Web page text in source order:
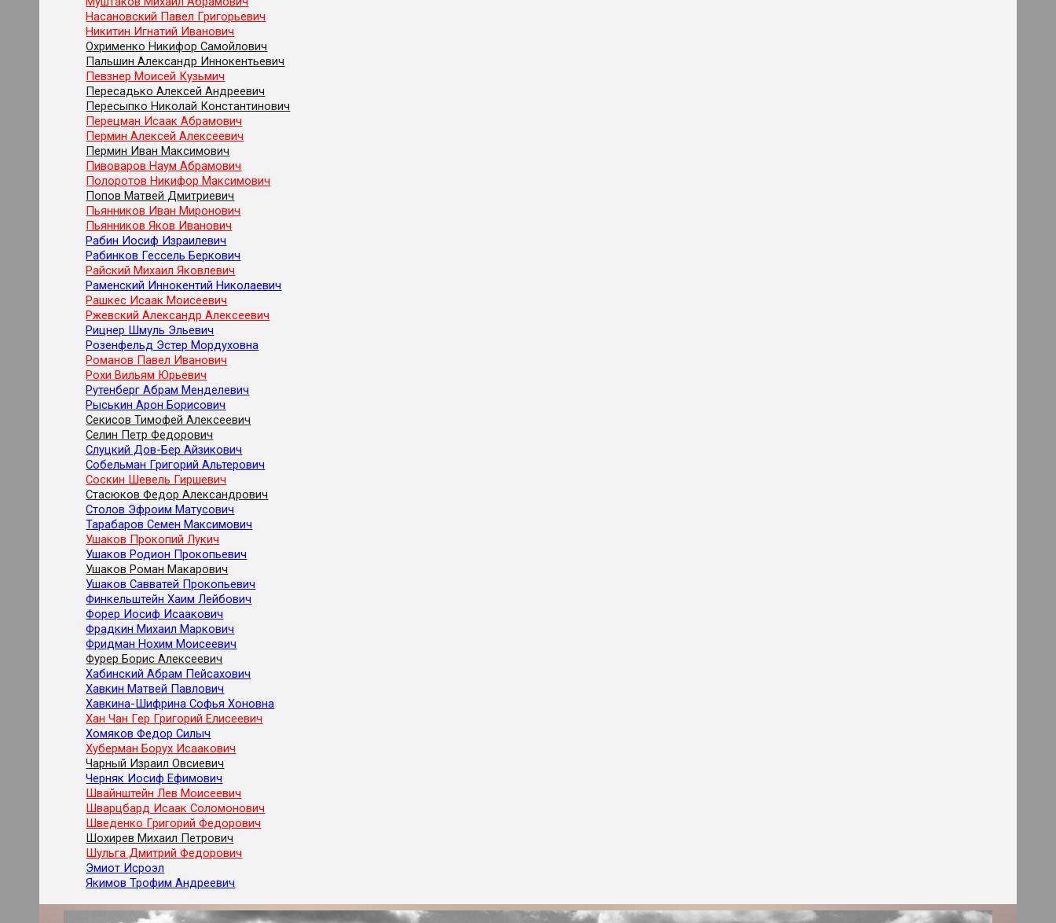
Насановский Павел Григорьевич
Никитин Игнатий Иванович
Охрименко Никифор Самойлович
Пальшин Александр Иннокентьевич
Певзнер Моисей Кузьмич
Пересадько Алексей Андреевич
Пересыпко Николай Константинович
Перецман Исаак Абрамович
Пермин Алексей Алексеевич
Пермин Иван Максимович
Пивоваров Наум Абрамович
Полоротов Никифор Максимович
Попов Матвей Дмитриевич
Пьянников Иван Миронович
Пьянников Яков Иванович
Рабин Иосиф Израилевич
Рабинков Гессель Беркович
Райский Михаил Яковлевич
Раменский Иннокентий Николаевич
Рашкес Исаак Моисеевич
Ржевский Александр Алексеевич
Рицнер Шмуль Эльевич
Розенфельд Эстер Мордуховна
Романов Павел Иванович
Рохи Вильям Юрьевич
Рутенберг Абрам Менделевич
Рыськин Арон Борисович
Секисов Тимофей Алексеевич
Селин Петр Федорович
Слуцкий Дов-Бер Айзикович
Собельман Григорий Альтерович
Соскин Шевель Гиршевич
Стасюков Федор Александрович
Столов Эфроим Матусович
Тарабаров Семен Максимович
Ушаков Прокопий Лукич
Ушаков Родион Прокопьевич
Ушаков Роман Макарович
Ушаков Савватей Прокопьевич
Финкельштейн Хаим Лейбович
Форер Иосиф Исаакович
Фрадкин Михаил Маркович
Фридман Нохим Моисеевич
Фурер Борис Алексеевич
Хабинский Абрам Пейсахович
Хавкин Матвей Павлович
Хавкина-Шифрина Софья Хоновна
Хан Чан Гер Григорий Елисеевич
Хомяков Федор Силыч
Хуберман Борух Исаакович
Чарный Израил Овсиевич
Черняк Иосиф Ефимович
Швайнштейн Лев Моисеевич
Шварцбард Исаак Соломонович
Шведенко Григорий Федорович
Шохирев Михаил Петрович
Шульга Дмитрий Федорович
Эмиот Исроэл
Якимов Трофим Андреевич